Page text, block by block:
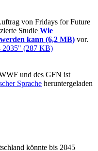
von Fridays for Future
Studie Wie
kann (6,2 MB) vor.
2035" (287 KB)
und des GFN ist
Sprache heruntergeladen
könnte bis 2045